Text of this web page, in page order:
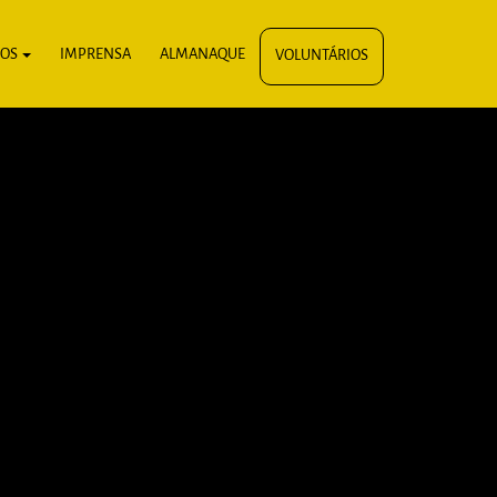
IMPRENSA ALMANAQUE VOLUNTÁRIOS